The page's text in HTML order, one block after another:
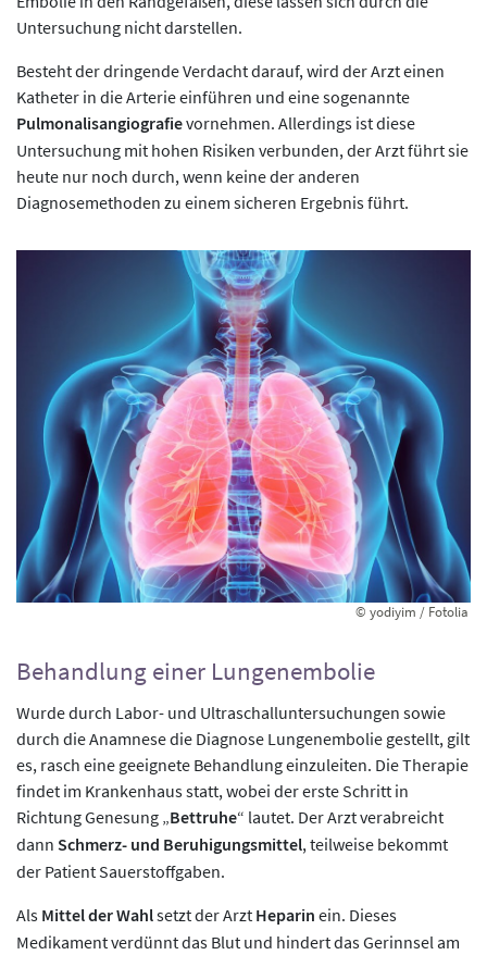
Untersuchung nicht darstellen.
Besteht der dringende Verdacht darauf, wird der Arzt einen
Katheter in die Arterie einführen und eine sogenannte
Pulmonalisangiografievornehmen. Allerdings ist diese
Untersuchung mit hohen Risiken verbunden, der Arzt führt sie
heute nur noch durch, wenn keine der anderen
Diagnosemethoden zu einem sicheren Ergebnis führt.
© yodiyim / Fotolia
Behandlung einer Lungenembolie
Wurde durch Labor- und Ultraschalluntersuchungen sowie
durch die Anamnese die Diagnose Lungenembolie gestellt, gilt
es, rasch eine geeignete Behandlung einzuleiten. Die Therapie
findet im Krankenhaus statt, wobei der erste Schritt in
Richtung Genesung „Bettruhe“ lautet. Der Arzt verabreicht
dann Schmerz- und Beruhigungsmittel, teilweise bekommt
der Patient Sauerstoffgaben.
Als Mittel der Wahlsetzt der Arzt Heparin ein. Dieses
Medikament verdünnt das Blut und hindert das Gerinnsel am